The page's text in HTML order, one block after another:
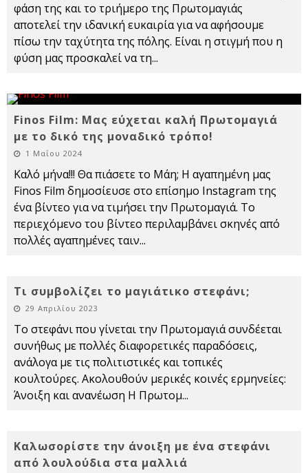
φάση της και το τριήμερο της Πρωτομαγιάς
αποτελεί την ιδανική ευκαιρία για να αφήσουμε
πίσω την ταχύτητα της πόλης. Είναι η στιγμή που η
φύση μας προσκαλεί να τη...
Finos Film: Μας εύχεται καλή Πρωτομαγιά
με το δικό της μοναδικό τρόπο!
1 Μαΐου 2024
Καλό μήνα!!! Θα πιάσετε το Μάη; Η αγαπημένη μας
Finos Film δημοσίευσε στο επίσημο Instagram της
ένα βίντεο για να τιμήσει την Πρωτομαγιά. Το
περιεχόμενο του βίντεο περιλαμβάνει σκηνές από
πολλές αγαπημένες ταιν...
Τι συμβολίζει το μαγιάτικο στεφάνι;
29 Απριλίου 2023
Το στεφάνι που γίνεται την Πρωτομαγιά συνδέεται
συνήθως με πολλές διαφορετικές παραδόσεις,
ανάλογα με τις πολιτιστικές και τοπικές
κουλτούρες. Ακολουθούν μερικές κοινές ερμηνείες:
Άνοιξη και ανανέωση Η Πρωτομ...
Καλωσορίστε την άνοιξη με ένα στεφάνι
από λουλούδια στα μαλλιά